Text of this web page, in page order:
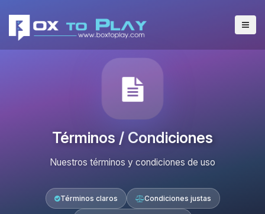
Términos / Condiciones
Nuestros términos y condiciones de uso
Términos claros Condiciones justas